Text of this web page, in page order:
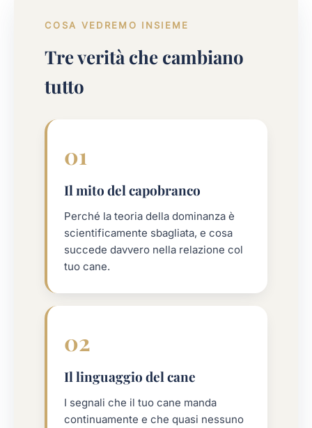
COSA VEDREMO INSIEME
Tre verità che cambiano
tutto
01
Il mito del capobranco
Perché la teoria della dominanza è
scientificamente sbagliata, e cosa
succede davvero nella relazione col
tuo cane.
02
Il linguaggio del cane
I segnali che il tuo cane manda
continuamente e che quasi nessuno